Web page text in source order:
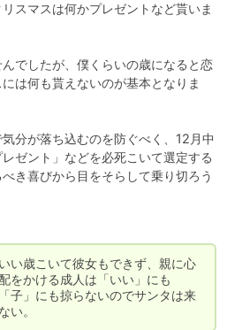
スマスは何かプレゼントなど貰いま
でしたが、僕くらいの歳になると恋
は何も貰えないのが基本となりま
分が落ち込むのを防ぐべく、12月中
ゼント」などを必死こいて選定する
き喜びから目をそらして乗り切ろう
いい歳こいて彼女もできず、親に心
をかける成人は「いい」にも
「子」にも掠らないのでサンタは来
ない。